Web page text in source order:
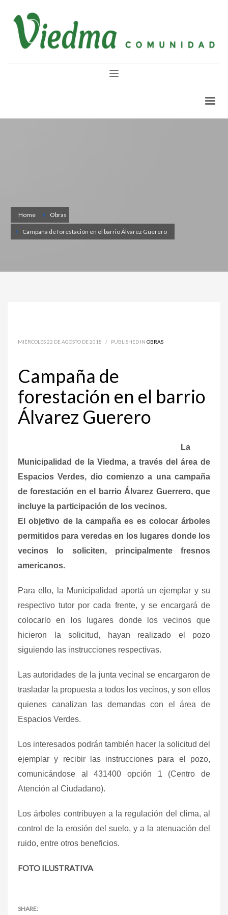
Home Obras
Campaña de forestación en el barrio Álvarez Guerero
MIÉRCOLES 22 DE AGOSTO DE 2018 / PUBLISHED IN OBRAS
Campaña de
forestación en el barrio
Álvarez Guerero
La
Municipalidad de la Viedma, a través del área de
Espacios Verdes, dio comienzo a una campaña
de forestación en el barrio Álvarez Guerrero, que
incluye la participación de los vecinos.
El objetivo de la campaña es es colocar árboles
permitidos para veredas en los lugares donde los
vecinos lo soliciten, principalmente fresnos
americanos.
Para ello, la Municipalidad aportá un ejemplar y su
respectivo tutor por cada frente, y se encargará de
colocarlo en los lugares donde los vecinos que
hicieron la solicitud, hayan realizado el pozo
siguiendo las instrucciones respectivas.
Las autoridades de la junta vecinal se encargaron de
trasladar la propuesta a todos los vecinos, y son ellos
quienes canalizan las demandas con el área de
Espacios Verdes.
Los interesados podrán también hacer la solicitud del
ejemplar y recibir las instrucciones para el pozo,
comunicándose al 431400 opción 1 (Centro de
Atención al Ciudadano).
Los árboles contribuyen a la regulación del clima, al
control de la erosión del suelo, y a la atenuación del
ruido, entre otros beneficios.
FOTO ILUSTRATIVA